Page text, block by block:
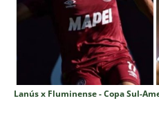
Lanús x Fluminense - Copa Sul-